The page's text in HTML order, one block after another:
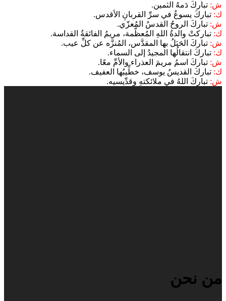
ش: تباركَ دَمهُ الثمين.
ك: تباركَ يسوعُ في سرِّ القربانِ الأقدس.
ش: تباركَ الروحُ القدسُ المُعزّي.
ك: تباركتْ والدةُ اللهِ المُعظَّمة، مريمُ الفائقةُ القداسة.
ش: تباركَ الحَبَلُ بها المقدَّس، المُنزَّه عن كلِّ عيب.
ك: تباركَ انتقالُها المجيدُ إلى السماء.
ش: تباركَ اسمُ مريمَ العذراء والأمِّ معًا.
ك: تباركَ القديسُ يوسف، خطِّيبُها العفيف.
ش: تباركَ اللهُ في ملائكتهِ وقدِّيسيه.
من نحن